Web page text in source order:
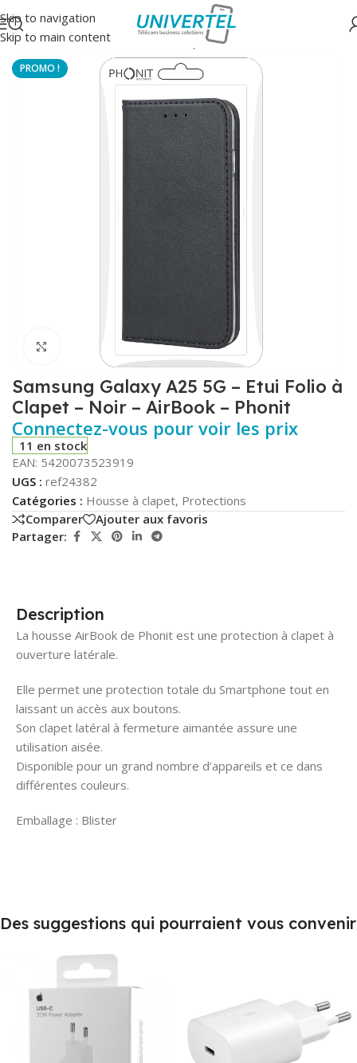
Skip to navigation
Skip to main content
Accueil/Protections Housse à clapet
Click to enlarge
Samsung Galaxy A25 5G – Etui Folio à
Clapet – Noir – AirBook – Phonit
Connectez-vous pour voir les prix
11 en stock
EAN: 5420073523919
UGS : ref24382
Catégories : Housse à clapet, Protections
Comparer
Ajouter aux favoris
Partager:
Description
La housse AirBook de Phonit est une protection à clapet à
ouverture latérale.
Elle permet une protection totale du Smartphone tout en
laissant un accès aux boutons.
Son clapet latéral à fermeture aimantée assure une
utilisation aisée.
Disponible pour un grand nombre d’appareils et ce dans
différentes couleurs.
Emballage : Blister
Des suggestions qui pourraient vous convenir